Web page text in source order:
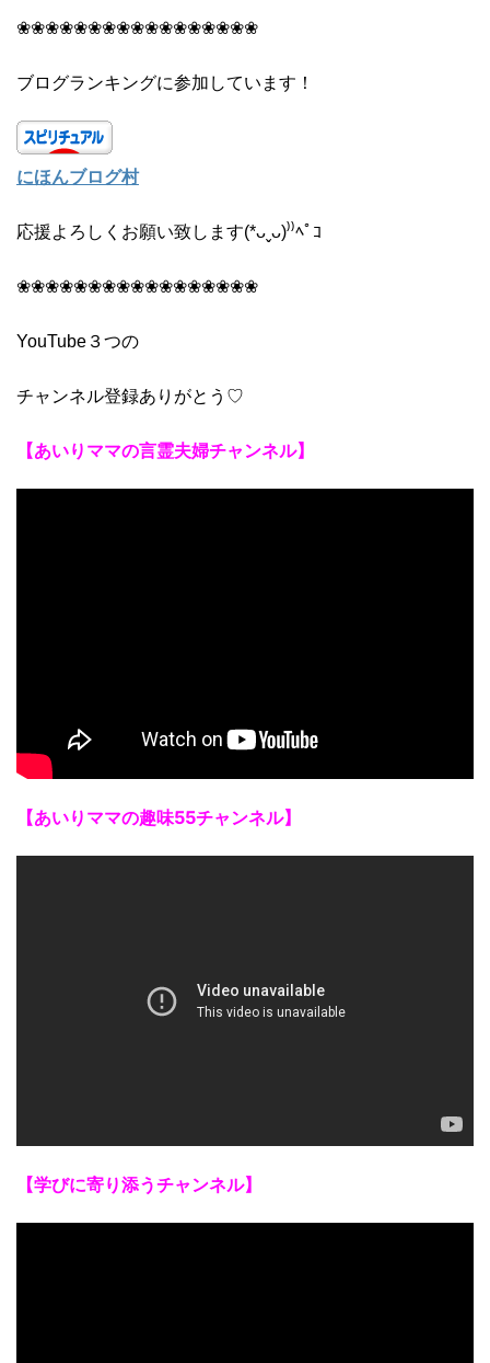
❀❀❀❀❀❀❀❀❀❀❀❀❀❀❀❀❀
ブログランキングに参加しています！
にほんブログ村
応援よろしくお願い致します(*ᴗˬᴗ)⁾⁾ﾍﾟｺ
❀❀❀❀❀❀❀❀❀❀❀❀❀❀❀❀❀
YouTube３つの
チャンネル登録ありがとう♡
【あいりママの言霊夫婦チャンネル】
【あいりママの趣味55チャンネル】
【学びに寄り添うチャンネル】